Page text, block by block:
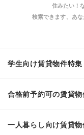
住みたい！
検索できます。あ
学生向け賃貸物件特集
合格前予約可の賃貸
一人暮らし向け賃貸